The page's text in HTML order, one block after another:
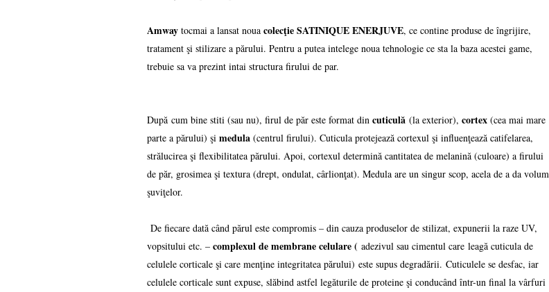
Amway tocmai a lansat noua colecţie SATINIQUE ENERJUVE, ce contine produse de îngrijire,
tratament şi stilizare a părului. Pentru a putea intelege noua tehnologie ce sta la baza acestei game,
trebuie sa va prezint intai structura firului de par.
După cum bine stiti (sau nu), firul de păr este format din cuticulă (la exterior), cortex (cea mai mare
parte a părului) şi medula (centrul firului). Cuticula protejează cortexul şi influenţează catifelarea,
strălucirea şi flexibilitatea părului. Apoi, cortexul determină cantitatea de melanină (culoare) a firului
de păr, grosimea şi textura (drept, ondulat, cârlionţat). Medula are un singur scop, acela de a da volum
şuviţelor.
De fiecare dată când părul este compromis – din cauza produselor de stilizat, expunerii la raze UV,
vopsitului etc. – complexul de membrane celulare ( adezivul sau cimentul care leagă cuticula de
celulele corticale şi care menţine integritatea părului) este supus degradării. Cuticulele se desfac, iar
celulele corticale sunt expuse, slăbind astfel legăturile de proteine şi conducând într-un final la vârfuri